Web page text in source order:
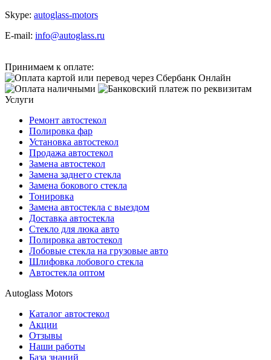
Skype: autoglass-motors
E-mail: info@autoglass.ru
Принимаем к оплате:
Услуги
Ремонт автостекол
Полировка фар
Установка автостекол
Продажа автостекол
Замена автостекол
Замена заднего стекла
Замена бокового стекла
Тонировка
Замена автостекла с выездом
Доставка автостекла
Стекло для люка авто
Полировка автостекол
Лобовые стекла на грузовые авто
Шлифовка лобового стекла
Автостекла оптом
Autoglass Motors
Каталог автостекол
Акции
Отзывы
Наши работы
База знаний